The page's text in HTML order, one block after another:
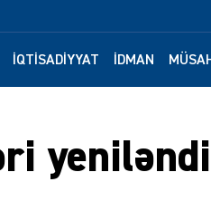
İQTISADIYYAT İDMAN
yeniləndi